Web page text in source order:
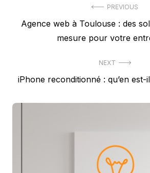
de
PREVIOUS
Previous
Agence web à Toulouse : des
mesure pour votre
NEXT
Next
iPhone reconditionné : qu’en est-